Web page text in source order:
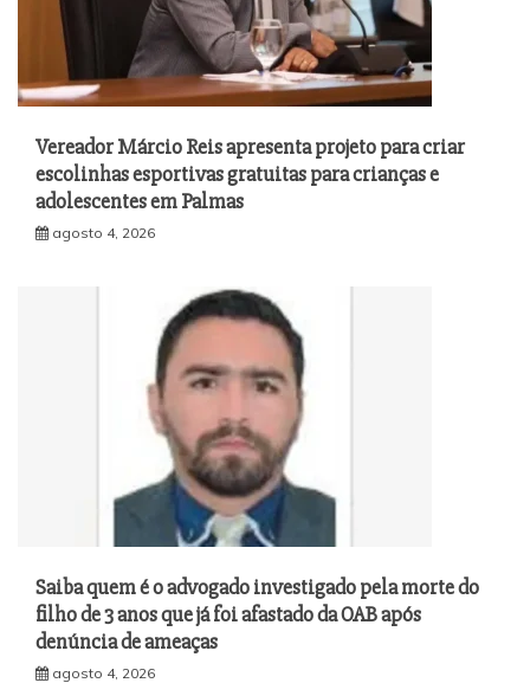
Vereador Márcio Reis apresenta projeto para criar
escolinhas esportivas gratuitas para crianças e
adolescentes em Palmas
agosto 4, 2026
Saiba quem é o advogado investigado pela morte do
filho de 3 anos que já foi afastado da OAB após
denúncia de ameaças
agosto 4, 2026